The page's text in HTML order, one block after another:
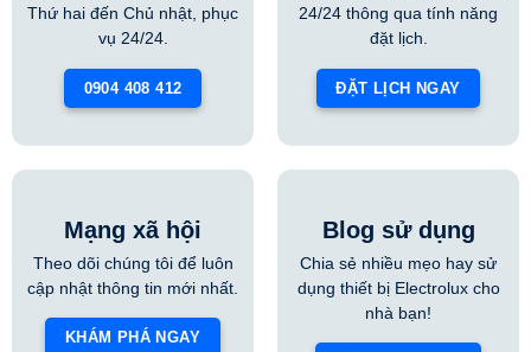
Thứ hai đến Chủ nhật, phục
vụ 24/24.
0904 408 412
24/24 thông qua tính năng
đặt lịch.
ĐẶT LỊCH NGAY
Mạng xã hội
Theo dõi chúng tôi để luôn
cập nhật thông tin mới nhất.
KHÁM PHÁ NGAY
Blog sử dụng
Chia sẻ nhiều mẹo hay sử
dụng thiết bị Electrolux cho
nhà bạn!